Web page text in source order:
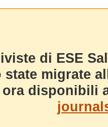
di ESE
state migrate
ora disponibili